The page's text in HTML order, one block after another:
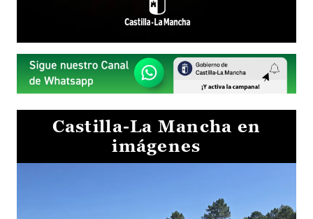
Castilla-La Mancha en
imágenes